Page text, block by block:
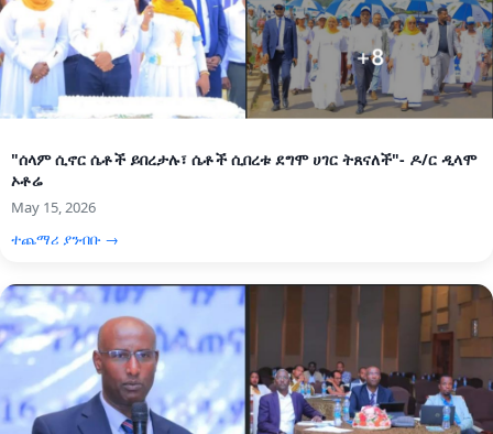
"ሰላም ሲኖር ሴቶች ይበረታሉ፣ ሴቶች ሲበረቱ ደግሞ ሀገር ትጸናለች"- ዶ/ር ዲላሞ
ኦቶሬ
May 15, 2026
ተጨማሪ ያንብቡ →